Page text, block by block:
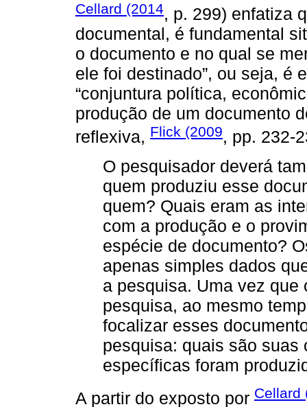
Cellard (2014, p. 299) enfatiza
documental, é fundamental
o documento e no qual se
ele foi destinado”, ou seja, é
“conjuntura política,
produção de um documento
reflexiva, Flick (2009, pp. 232-
O pesquisador deverá
quem produziu esse
quem? Quais eram as
com a produção e o
espécie de documento?
apenas simples dados
a pesquisa. Uma vez
pesquisa, ao mesmo
focalizar esses
pesquisa: quais são
específicas foram
A partir do exposto por Cellard